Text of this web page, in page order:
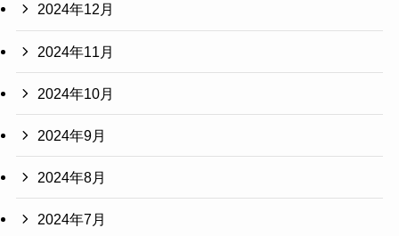
2024年12月
2024年11月
2024年10月
2024年9月
2024年8月
2024年7月